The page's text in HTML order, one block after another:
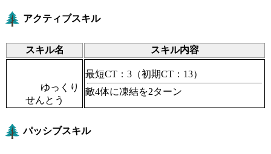
アクティブスキル
スキル名 スキル内容
ゆっくり
せんとう
最短CT：3 （初期CT：13）
敵4体に凍結を2ターン
パッシブスキル